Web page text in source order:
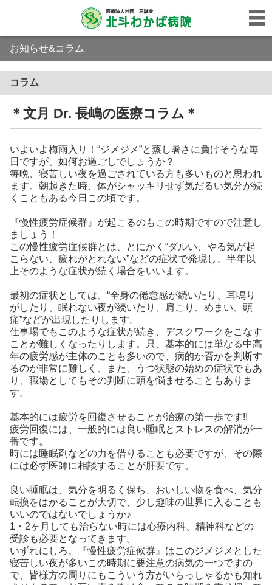
お知らせ&コラム
コラム
＊文月 Dr. 長嶋の医療コラム＊
いよいよ梅雨入り！“ジメジメ”と蒸し暑さに負けそうな毎
日ですが、如何お過ごしでしょうか？
毎晩、寝苦しい夜を過ごされている方も多いものと思われ
ます。朝起きた時、体がシャッキリせず気だるい気分が続
くこともある今日この頃です。
『慢性疲労症候群』が起こるのもこの時期ですので注意し
ましょう！
この慢性疲労症候群とは、とにかく“ダルい、やる気が起
こらない、疲れがとれない”などの症状で発現し、半年以
上そのような症状が続く場合をいいます。
最初の症状としては、“全身の倦怠感が続いたり、耳鳴り
がしたり、眠れない夜が続いたり、肩こり、めまい、頭
痛”などが出現したりします。
仕事場でもこのような症状が続き、デスクワークをこなす
ことが難しくなったりします。只、基本的には単なる中高
年の疲労感が主体のことも多いので、病的か否かを判断す
るのが非常に難しく、また、うつ状態の始めの症状でもあ
り、職場としてもその判断に頭を悩ませることもありま
す。
基本的には疲労を回復させることが治療の第一歩です!!
疲労回復には、一般的には良い睡眠とストレスの解消が一
番です。
時には睡眠剤などの力を借りることも必要ですが、その際
には必ず医師に相談することが肝要です。
良い睡眠は、気分を明るく保ち、おいしい物を食べ、気分
転換をはかることが大切で、少し趣味の世界に入ることも
いいのではないでしょうか♪
1・2ヶ月しても治らない時には心療内科、精神科などの
受診も必要となってきます。
いずれにしろ、『慢性疲労症候群』はこのジメジメとした
寝苦しい夜が多いこの時期に要注意の病気の一つですの
で、皆様方の周りにもこういう方がいらっしゃるかも知れ